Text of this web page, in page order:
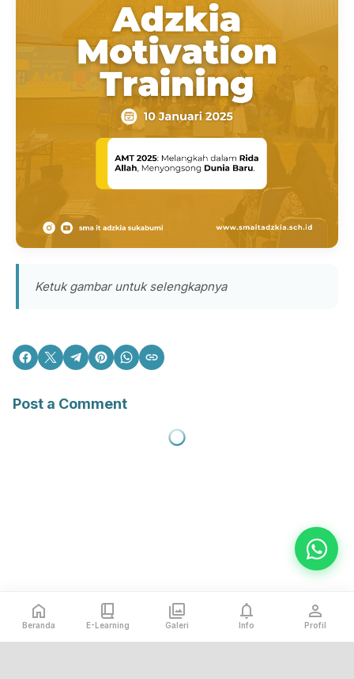
Ketuk gambar untuk selengkapnya
Post a Comment
Beranda E-Learning Galeri Info Profil